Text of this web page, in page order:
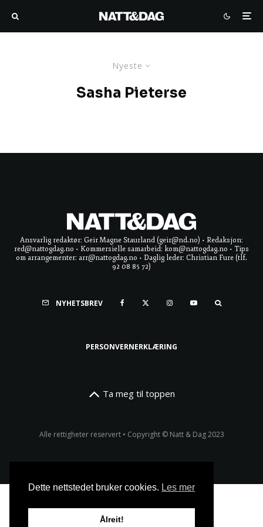
Nyeste
Sasha Pieterse
Ansvarlig redaktør: Geir Magne Staurland (geir@nd.no) • Redaksjon:
red@nattogdag.no • Kommersielle samarbeid: kom@nattogdag.no • Tips
om arrangementer: arr@nattogdag.no • Daglig leder: Christian Fure (tlf.
92 08 85 72)
NYHETSBREV
PERSONVERNERKLÆRING
Ta meg til toppen
Alle rettigheter reservert • Copyright © Natt & Dag 2023
Dette nettstedet bruker cookies. Les mer
Ålreit!